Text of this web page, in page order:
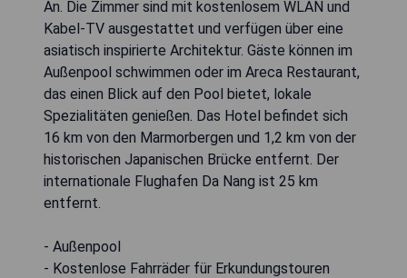
An. Die Zimmer sind mit kostenlosem WLAN und
Kabel-TV ausgestattet und verfügen über eine
asiatisch inspirierte Architektur. Gäste können im
Außenpool schwimmen oder im Areca Restaurant,
das einen Blick auf den Pool bietet, lokale
Spezialitäten genießen. Das Hotel befindet sich
16 km von den Marmorbergen und 1,2 km von der
historischen Japanischen Brücke entfernt. Der
internationale Flughafen Da Nang ist 25 km
entfernt.
- Außenpool
- Kostenlose Fahrräder für Erkundungstouren